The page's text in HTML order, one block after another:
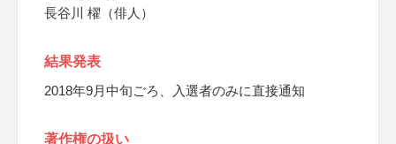
長谷川 櫂（俳人）
結果発表
2018年9月中旬ごろ、入選者のみに直接通知
著作権の扱い